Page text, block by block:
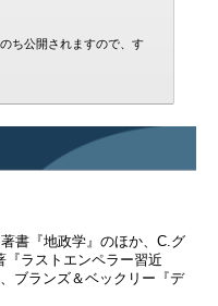
ち公開されますので、す
書『地政学』のほか、C.グ
『ラストエンペラー習近
ブランズ＆ベックリー『デ